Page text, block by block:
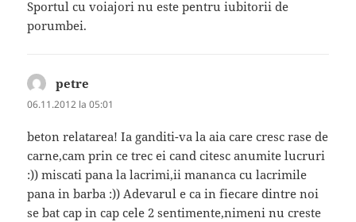
Sportul cu voiajori nu este pentru iubitorii de
porumbei.
petre
06.11.2012 la 05:01
beton relatarea! Ia ganditi-va la aia care cresc rase de
carne,cam prin ce trec ei cand citesc anumite lucruri
:)) miscati pana la lacrimi,ii mananca cu lacrimile
pana in barba :)) Adevarul e ca in fiecare dintre noi
se bat cap in cap cele 2 sentimente,nimeni nu creste